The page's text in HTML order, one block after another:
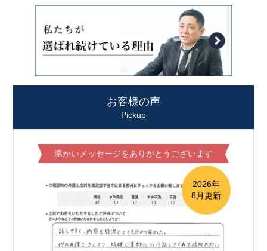
お客様の声
Pickup
温かいメッセージをありがとうございます
2026年
8月更新